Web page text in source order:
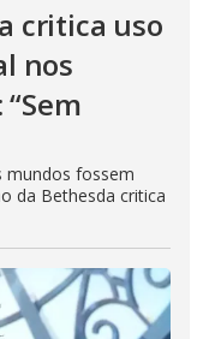
critica uso
nos
mundos fossem
da Bethesda critica